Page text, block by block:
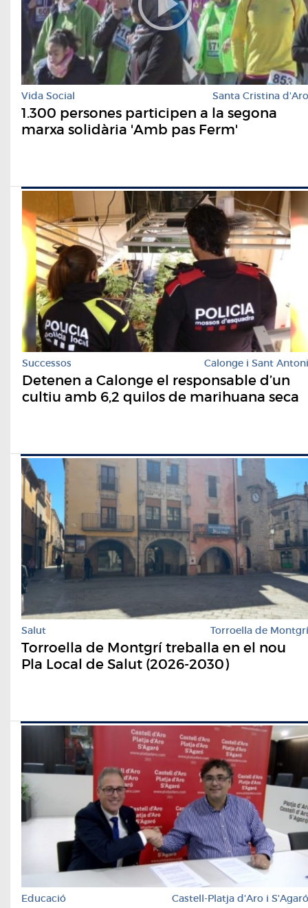
Vida Social Santa Cristina d'Aro
1.300 persones participen a la segona
marxa solidària 'Amb pas Ferm'
Successos Calonge i Sant Antoni
Detenen a Calonge el responsable d’un
cultiu amb 6,2 quilos de marihuana seca
Salut Torroella de Montgrí
Torroella de Montgrí treballa en el nou
Pla Local de Salut (2026-2030)
Educació Castell-Platja d'Aro i S'Agaró